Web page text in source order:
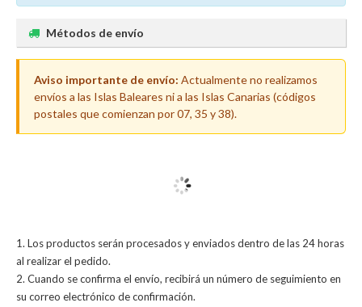
Métodos de envío
Aviso importante de envío: Actualmente no realizamos
envíos a las Islas Baleares ni a las Islas Canarias (códigos
postales que comienzan por 07, 35 y 38).
Los productos serán procesados y enviados dentro de las 24 horas
al realizar el pedido.
Cuando se confirma el envío, recibirá un número de seguimiento en
su correo electrónico de confirmación.